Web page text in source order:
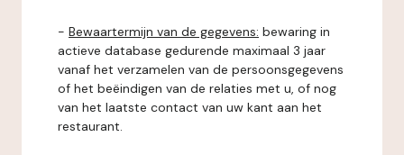
- Bewaartermijn van de gegevens: bewaring in
actieve database gedurende maximaal 3 jaar
vanaf het verzamelen van de persoonsgegevens
of het beëindigen van de relaties met u, of nog
van het laatste contact van uw kant aan het
restaurant.